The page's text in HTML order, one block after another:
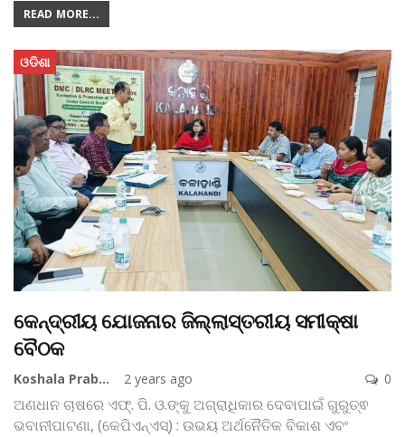
READ MORE...
ଓଡିଶା
କେନ୍ଦ୍ରୀୟ ଯୋଜନାର ଜିଲ୍ଲାସ୍ତରୀୟ ସମୀକ୍ଷା
ବୈଠକ
Koshala Prabaha 2 years ago 0
ଅଣଧାନ ଚାଷରେ ଏଫ୍. ପି. ଓ.ଙ୍କୁ ଅଗ୍ରାଧିକାର ଦେବାପାଇଁ ଗୁରୁତ୍ଵ
ଭବାନୀପାଟଣା, (କେପିଏନ୍‌ଏସ୍‌) : ଉଭୟ ଅର୍ଥନୈତିକ ବିକାଶ ଏବଂ